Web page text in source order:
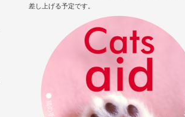
差し上げる予定です。